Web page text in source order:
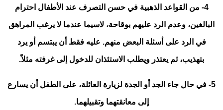
4- من القواعد الذهبية في حسن التصرف عند الأطفال احترام
البالغين، وعدم الرد عليهم بوقاحة، لاسيما عندما لا يرغب المراهق
في الرد على أسئلة البعض منهم. عليه فقط أن يبتسم أو يرد
بتهذيب، ثم يعتذر ويطلب الاستئذان للدخول إلى غرفته مثلاً.
5- في حال جاء الجد أو الجدة لزيارة العائلة، على الطفل أن يسارع
إلى معانقتهما وتقبيلهما.